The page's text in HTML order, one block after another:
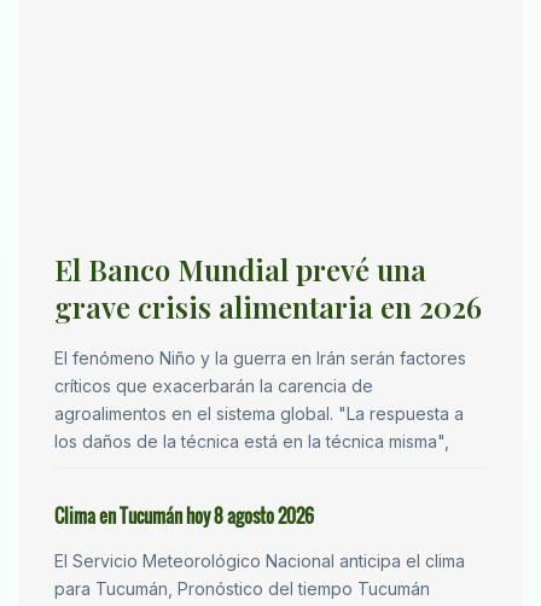
El Banco Mundial prevé una
grave crisis alimentaria en 2026
El fenómeno Niño y la guerra en Irán serán factores
críticos que exacerbarán la carencia de
agroalimentos en el sistema global. "La respuesta a
los daños de la técnica está en la técnica misma",
Clima en Tucumán hoy 8 agosto 2026
El Servicio Meteorológico Nacional anticipa el clima
para Tucumán, Pronóstico del tiempo Tucumán